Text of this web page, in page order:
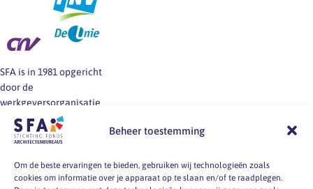
Beheer toestemming
Om de beste ervaringen te bieden, gebruiken wij technologieën zoals
cookies om informatie over je apparaat op te slaan en/of te raadplegen.
SFA is in 1981 opgericht
door de
werkgeversorganisatie
BNA en de vakbonden
FNV, CNV en De Unie.
werkgevers en
werknemers van